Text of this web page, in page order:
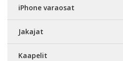
iPhone varaosat
Jakajat
Kaapelit